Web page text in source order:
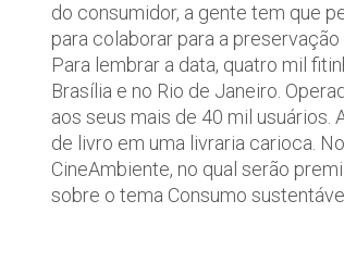
do consumidor, a gente tem que
para colaborar para a
Para lembrar a data, quatro mil
Brasília e no Rio de Janeiro.
aos seus mais de 40 mil usuários.
de livro em uma livraria carioca.
CineAmbiente, no qual serão
sobre o tema Consumo